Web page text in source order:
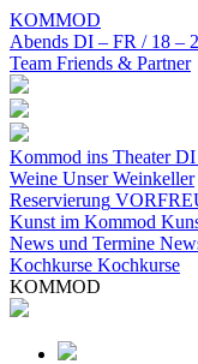
KOMMOD
Abends DI – FR / 18 –
Team Friends & Partner
Kommod ins Theater DI
Weine Unser Weinkeller
Reservierung
Kunst im Kommod
News und Termine
Kochkurse Kochkurse
KOMMOD